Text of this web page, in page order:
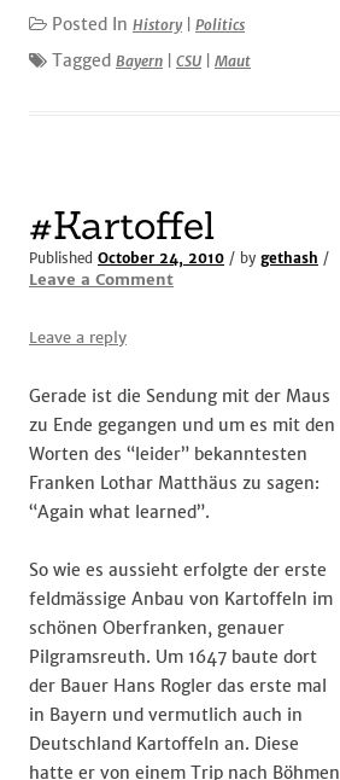
Posted In History Politics
Tagged Bayern CSU Maut
#Kartoffel
Published October 24, 2010 / by gethash /
Leave a Comment
Leave a reply
Gerade ist die Sendung mit der Maus
zu Ende gegangen und um es mit den
Worten des “leider” bekanntesten
Franken Lothar Matthäus zu sagen:
“Again what learned”.
So wie es aussieht erfolgte der erste
feldmässige Anbau von Kartoffeln im
schönen Oberfranken, genauer
Pilgramsreuth. Um 1647 baute dort
der Bauer Hans Rogler das erste mal
in Bayern und vermutlich auch in
Deutschland Kartoffeln an. Diese
hatte er von einem Trip nach Böhmen